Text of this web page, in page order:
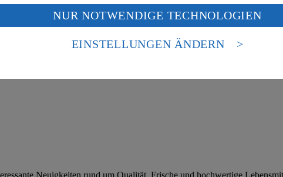
Neuigkeiten rund um Qualität, Frische und hochwertige
du auf „Aktivieren“ klickst, willigst du im Sinne des Art. 49 Abs. 1 Satz 1 lit.
deine Daten in den USA verarbeitet werden. Der EuGH sieht die USA als
nach europäischen Standards nicht angemessenen Datenschutzniveau an. Es
eines Zugriffs durch US-amerikanische Behörden.
NUR NOTWENDIGE TECHNOLOGIEN
EINSTELLUNGEN ÄNDERN